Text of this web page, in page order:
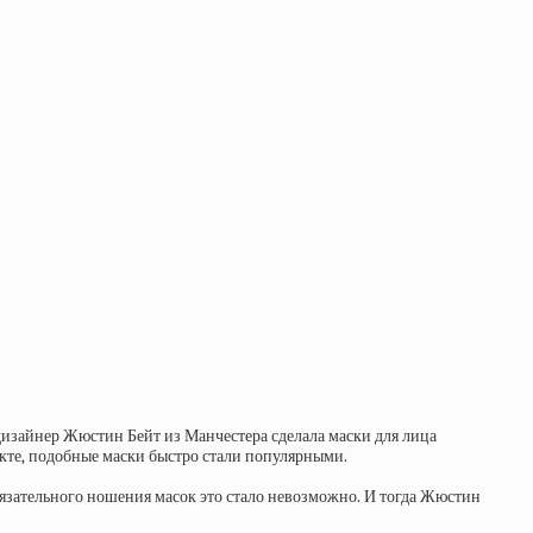
Жюстин Бейт из Манчестера сделала маски для лица
подобные маски быстро стали популярными.
ношения масок это стало невозможно. И тогда Жюстин